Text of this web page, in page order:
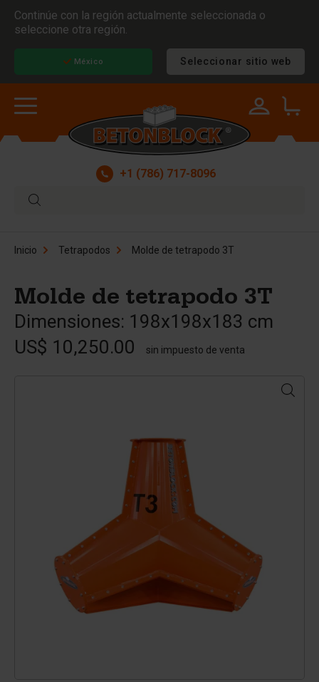
Continúe con la región actualmente seleccionada o
seleccione otra región.
México Seleccionar sitio web
+1 (786) 717-8096
Inicio Tetrapodos Molde de tetrapodo 3T
Molde de tetrapodo 3T
Dimensiones: 198x198x183 cm
US$ 10,250.00
sin impuesto de venta